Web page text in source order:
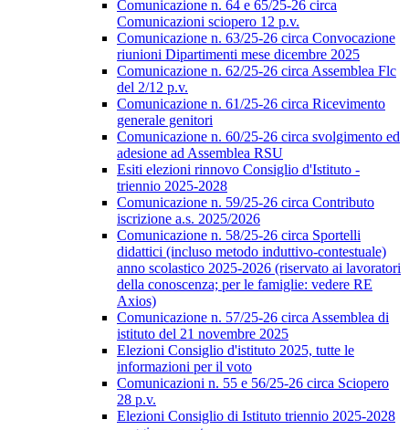
Comunicazione n. 64 e 65/25-26 circa
Comunicazioni sciopero 12 p.v.
Comunicazione n. 63/25-26 circa Convocazione
riunioni Dipartimenti mese dicembre 2025
Comunicazione n. 62/25-26 circa Assemblea Flc
del 2/12 p.v.
Comunicazione n. 61/25-26 circa Ricevimento
generale genitori
Comunicazione n. 60/25-26 circa svolgimento ed
adesione ad Assemblea RSU
Esiti elezioni rinnovo Consiglio d'Istituto -
triennio 2025-2028
Comunicazione n. 59/25-26 circa Contributo
iscrizione a.s. 2025/2026
Comunicazione n. 58/25-26 circa Sportelli
didattici (incluso metodo induttivo-contestuale)
anno scolastico 2025-2026 (riservato ai lavoratori
della conoscenza; per le famiglie: vedere RE
Axios)
Comunicazione n. 57/25-26 circa Assemblea di
istituto del 21 novembre 2025
Elezioni Consiglio d'istituto 2025, tutte le
informazioni per il voto
Comunicazioni n. 55 e 56/25-26 circa Sciopero
28 p.v.
Elezioni Consiglio di Istituto triennio 2025-2028